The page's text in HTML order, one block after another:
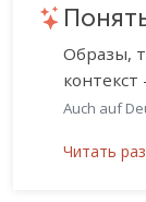
Образы,
Auch auf
Читать